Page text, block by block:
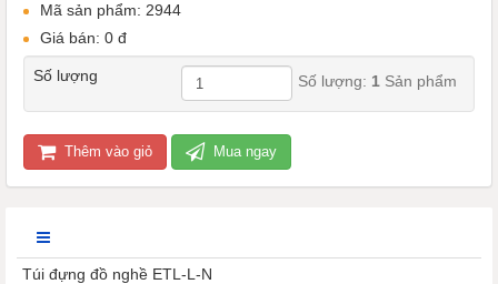
Mã sản phẩm: 2944
Giá bán: 0 đ
Số lượng Số lượng: 1 Sản phẩm
Thêm vào giỏ Mua ngay
Túi đựng đồ nghề ETL-L-N